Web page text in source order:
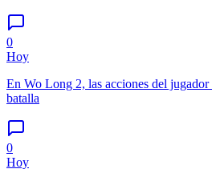
0
Hoy
En Wo Long 2, las acciones del jugador
batalla
0
Hoy